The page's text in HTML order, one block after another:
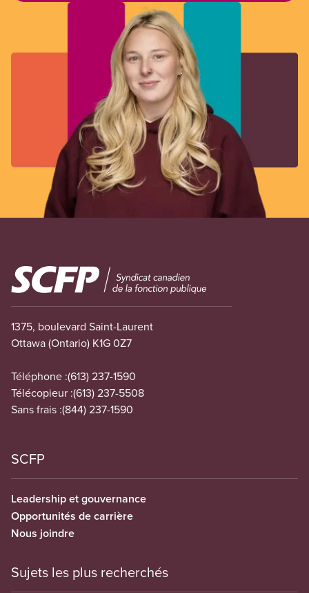
Image
1375, boulevard Saint-Laurent
Ottawa (Ontario) K1G 0Z7
Téléphone :(613) 237-1590
Télécopieur :(613) 237-5508
Sans frais :(844) 237-1590
SCFP
Leadership et gouvernance
Opportunités de carrière
Nous joindre
Sujets les plus recherchés